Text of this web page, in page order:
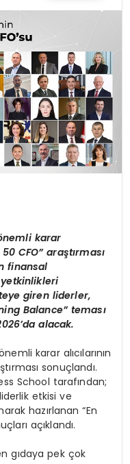
karar
CFO” araştırması
finansal
giren liderler,
Balance” teması
alacak.
karar alıcılarının
sonuçlandı.
School tarafından;
etkisi ve
hazırlanan “En
açıklandı.
gıdaya pek çok